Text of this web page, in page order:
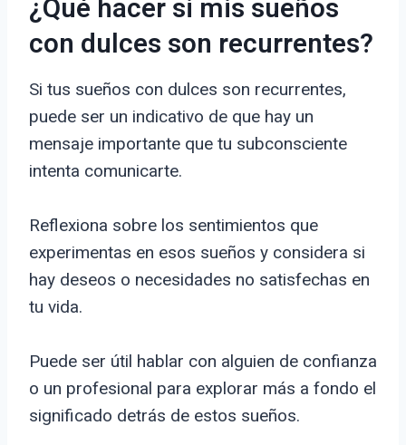
¿Qué hacer si mis sueños
con dulces son recurrentes?
Si tus sueños con dulces son recurrentes,
puede ser un indicativo de que hay un
mensaje importante que tu subconsciente
intenta comunicarte.
Reflexiona sobre los sentimientos que
experimentas en esos sueños y considera si
hay deseos o necesidades no satisfechas en
tu vida.
Puede ser útil hablar con alguien de confianza
o un profesional para explorar más a fondo el
significado detrás de estos sueños.